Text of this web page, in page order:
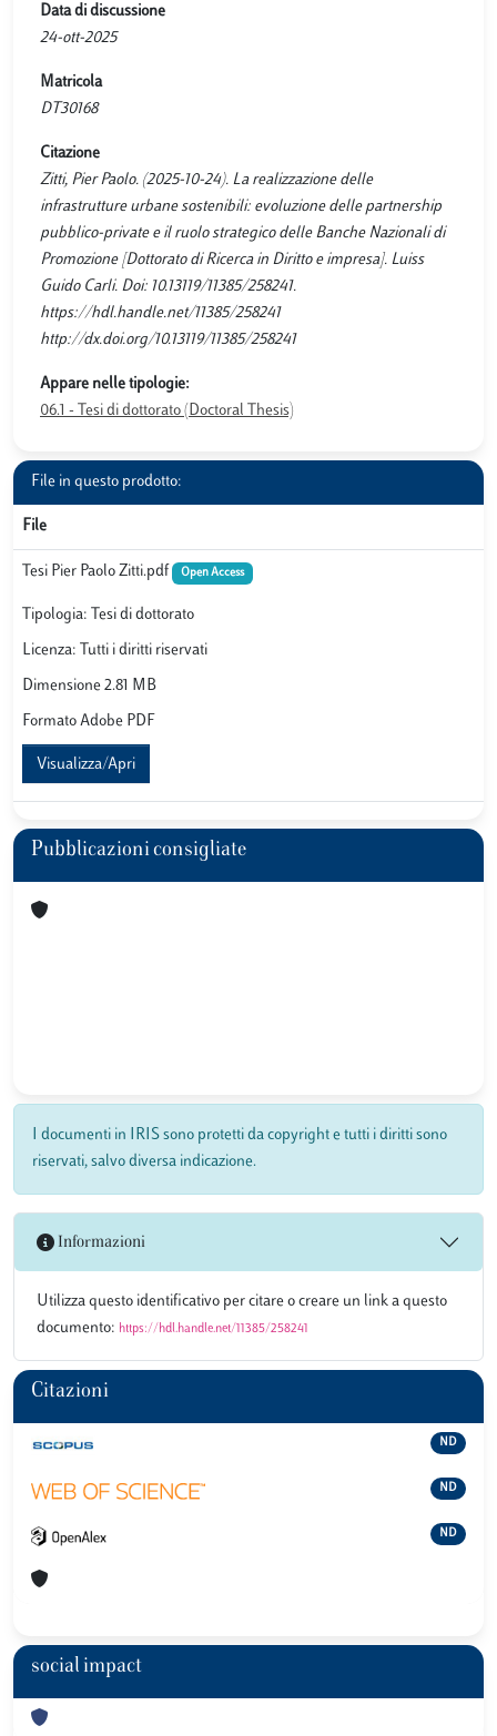
Data di discussione
24-ott-2025
Matricola
DT30168
Citazione
Zitti, Pier Paolo. (2025-10-24). La realizzazione delle
infrastrutture urbane sostenibili: evoluzione delle partnership
pubblico-private e il ruolo strategico delle Banche Nazionali di
Promozione [Dottorato di Ricerca in Diritto e impresa]. Luiss
Guido Carli. Doi: 10.13119/11385/258241.
https://hdl.handle.net/11385/258241
http://dx.doi.org/10.13119/11385/258241
Appare nelle tipologie:
06.1 - Tesi di dottorato (Doctoral Thesis)
File in questo prodotto:
File
Tesi Pier Paolo Zitti.pdf Open Access
Tipologia: Tesi di dottorato
Licenza: Tutti i diritti riservati
Dimensione 2.81 MB
Formato Adobe PDF
Visualizza/Apri
Pubblicazioni consigliate
I documenti in IRIS sono protetti da copyright e tutti i diritti sono
riservati, salvo diversa indicazione.
Informazioni
Utilizza questo identificativo per citare o creare un link a questo
documento: https://hdl.handle.net/11385/258241
Citazioni
ND
ND
ND
social impact